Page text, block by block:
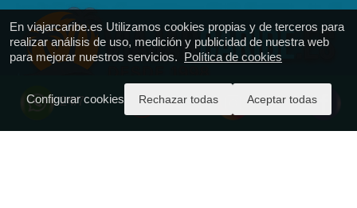
24/7
En viajarcaribe.es Utilizamos cookies propias y de terceros para
realizar análisis de uso, medición y publicidad de nuestra web
para mejorar nuestros servicios. Política de cookies
Configurar cookies Rechazar todas Aceptar todas